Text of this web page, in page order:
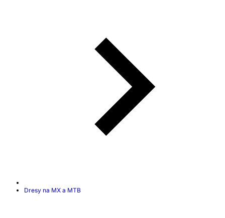
Dresy na MX a MTB